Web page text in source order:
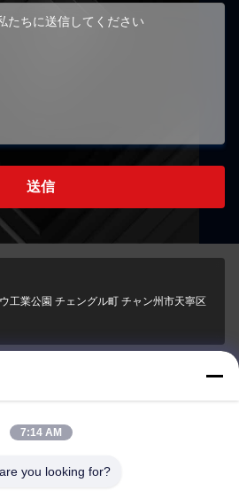
送信
工業公園 チェングル町 チャン州市天寧区
7:14 AM
you looking for?